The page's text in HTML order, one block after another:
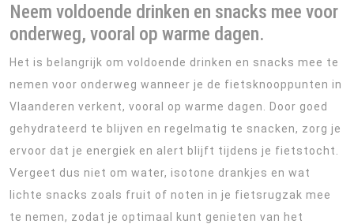
Neem voldoende drinken en snacks mee voor
onderweg, vooral op warme dagen.
Het is belangrijk om voldoende drinken en snacks mee te
nemen voor onderweg wanneer je de fietsknooppunten in
Vlaanderen verkent, vooral op warme dagen. Door goed
gehydrateerd te blijven en regelmatig te snacken, zorg je
ervoor dat je energiek en alert blijft tijdens je fietstocht.
Vergeet dus niet om water, isotone drankjes en wat
lichte snacks zoals fruit of noten in je fietsrugzak mee
te nemen, zodat je optimaal kunt genieten van het